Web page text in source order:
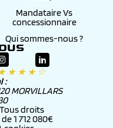
Mandataire Vs
concessionnaire
Qui sommes-nous ?
★ ★ ★ ☆
:
MORVILLARS
droits
1 712 080€